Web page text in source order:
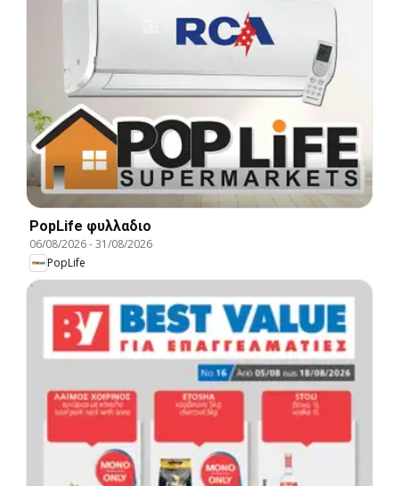
PopLife φυλλαδιο
06/08/2026-31/08/2026
PopLife